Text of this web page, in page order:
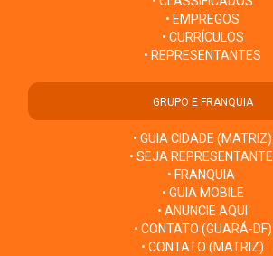
• EMPREGOS
• CURRÍCULOS
• REPRESENTANTES
GRUPO E FRANQUIA
• GUIA CIDADE (MATRIZ)
• SEJA REPRESENTANTE
• FRANQUIA
• GUIA MOBILE
• ANUNCIE AQUI
• CONTATO (GUARÁ-DF)
• CONTATO (MATRIZ)